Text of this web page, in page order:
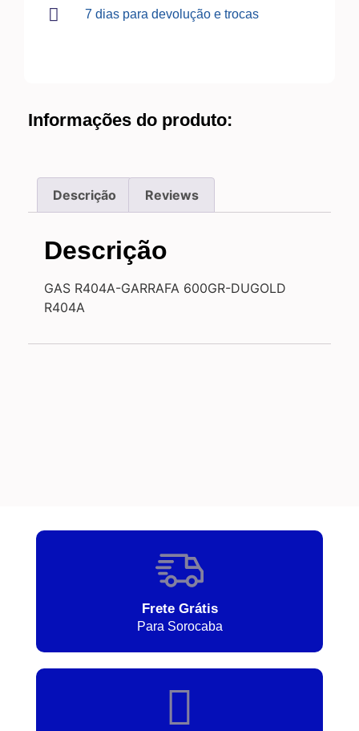
7 dias para devolução e trocas
Informações do produto:
Descrição Reviews
Descrição
GAS R404A-GARRAFA 600GR-DUGOLD
R404A
Frete Grátis
Para Sorocaba